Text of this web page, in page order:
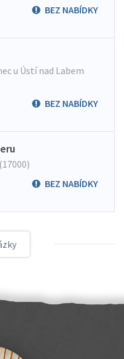
BEZ NABÍDKY
u Ústí nad Labem
BEZ NABÍDKY
BEZ NABÍDKY